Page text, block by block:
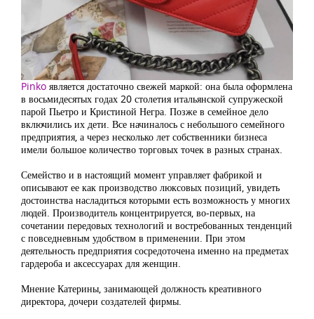
Pinko является достаточно свежей маркой: она была оформлена
в восьмидесятых годах 20 столетия итальянской супружеской
парой Пьетро и Кристиной Негра. Позже в семейное дело
включились их дети. Все начиналось с небольшого семейного
предприятия, а через несколько лет собственники бизнеса
имели большое количество торговых точек в разных странах.
Семейство и в настоящий момент управляет фабрикой и
описывают ее как производство люксовых позиций, увидеть
достоинства насладиться которыми есть возможность у многих
людей. Производитель концентрируется, во-первых, на
сочетании передовых технологий и востребованных тенденций
с повседневным удобством в применении. При этом
деятельность предприятия сосредоточена именно на предметах
гардероба и аксессуарах для женщин.
Мнение Катерины, занимающей должность креативного
директора, дочери создателей фирмы.